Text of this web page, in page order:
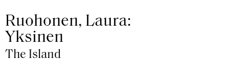
Ruohonen, Laura:
Yksinen
The Island